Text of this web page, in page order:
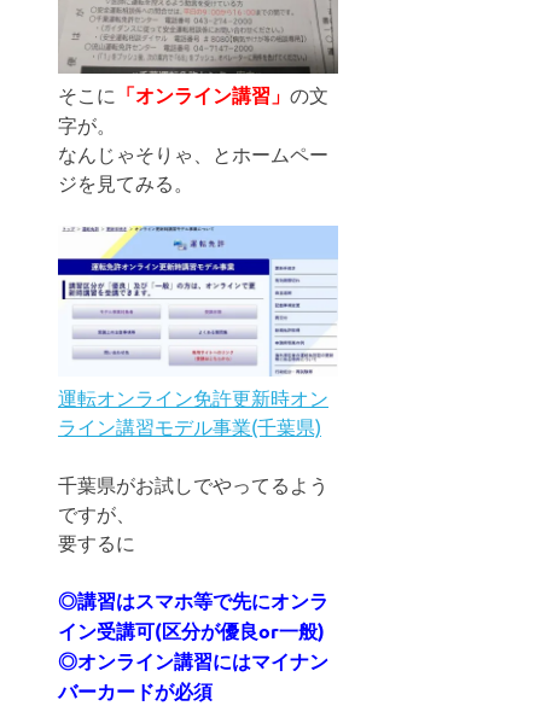
そこに 「オンライン講習」 の文
字が。
なんじゃそりゃ、とホームペー
ジを見てみる。
運転オンライン免許更新時オン
ライン講習モデル事業(千葉県)
千葉県がお試しでやってるよう
ですが、
要するに
◎講習はスマホ等で先にオンラ
イン受講可(区分が優良or一般)
◎オンライン講習にはマイナン
バーカードが必須